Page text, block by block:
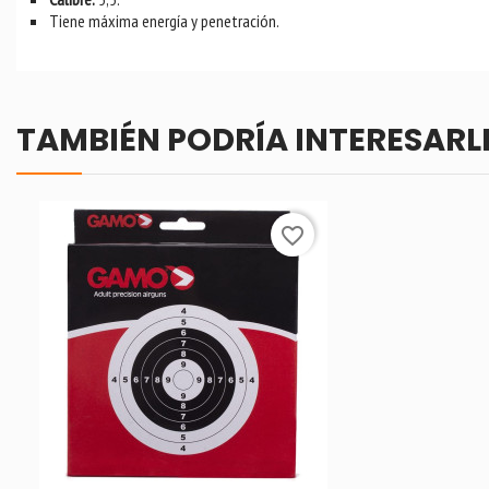
Tiene máxima energía y penetración.
TAMBIÉN PODRÍA
favorite_border